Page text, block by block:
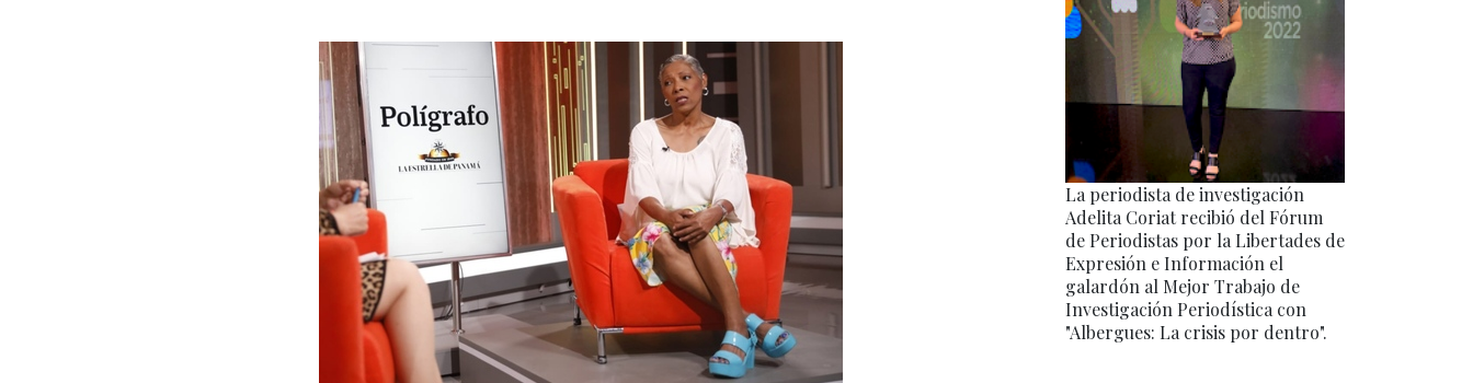
La periodista de investigación
Adelita Coriat recibió del Fórum
de Periodistas por la Libertades de
Expresión e Información el
galardón al Mejor Trabajo de
Investigación Periodística con
"Albergues: La crisis por dentro".